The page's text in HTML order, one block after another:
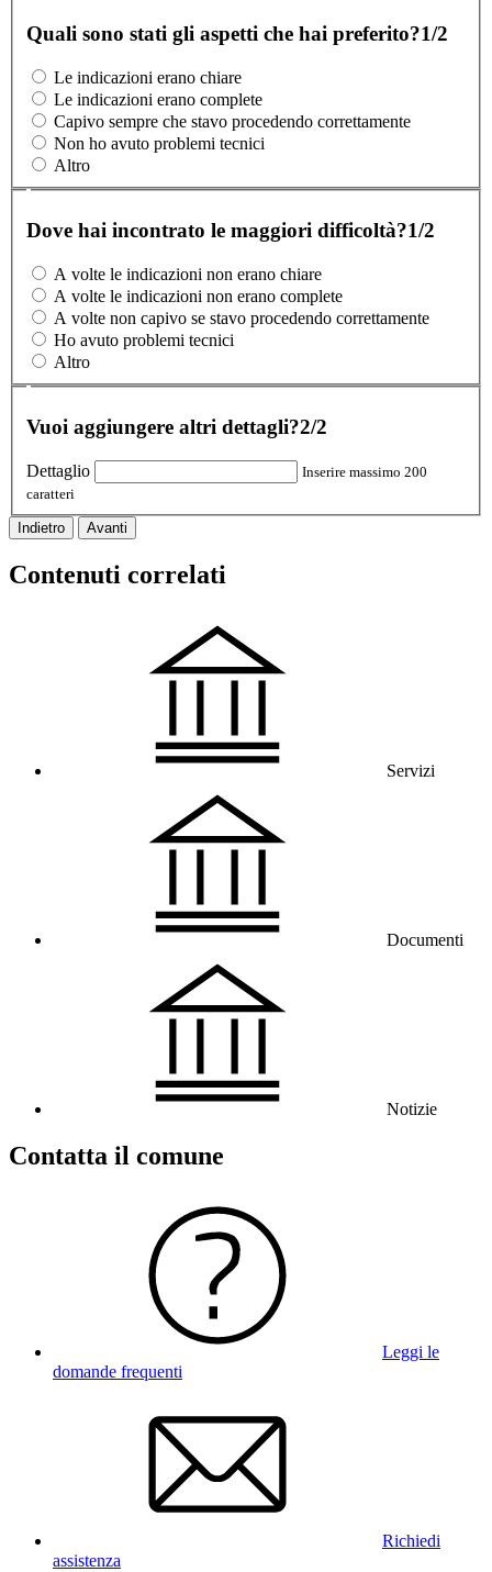
Quali sono stati gli aspetti che hai preferito?1/2
Le indicazioni erano chiare
Le indicazioni erano complete
Capivo sempre che stavo procedendo correttamente
Non ho avuto problemi tecnici
Altro
Dove hai incontrato le maggiori difficoltà?1/2
A volte le indicazioni non erano chiare
A volte le indicazioni non erano complete
A volte non capivo se stavo procedendo correttamente
Ho avuto problemi tecnici
Altro
Vuoi aggiungere altri dettagli?2/2
Dettaglio
Inserire massimo 200
caratteri
Indietro Avanti
Contenuti correlati
Servizi
Documenti
Notizie
Contatta il comune
Leggi le
domande frequenti
Richiedi
assistenza